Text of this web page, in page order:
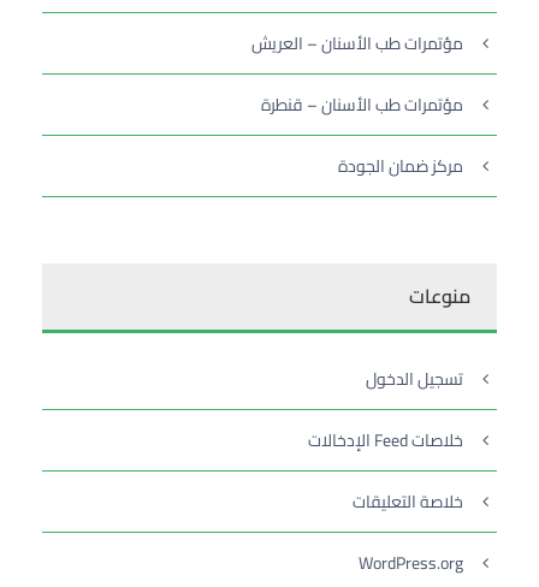
مؤتمرات طب الأسنان – العريش
مؤتمرات طب الأسنان – قنطرة
مركز ضمان الجودة
منوعات
تسجيل الدخول
خلاصات Feed الإدخالات
خلاصة التعليقات
WordPress.org